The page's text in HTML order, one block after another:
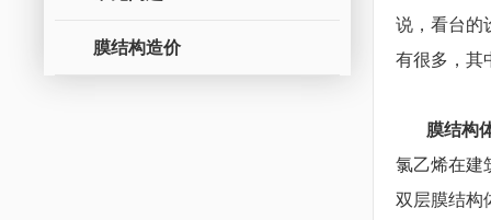
膜结构造价
说，看台的
有很多，其
膜结构
氯乙烯在建
双层膜结构